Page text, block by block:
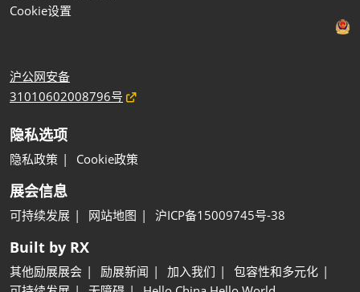
Cookie设置
沪公网安备
31010602008796号
隐私选项
隐私政策 Cookie政策
展会信息
可持续发展 网站地图 沪ICP备15009745号-38
Built by RX
其他励展展会 励展新闻 加入我们
包容性和多元化